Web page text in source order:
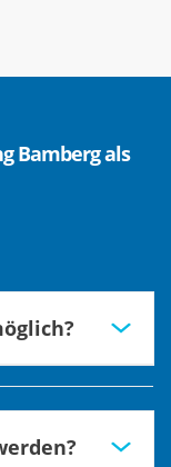
Bamberg als